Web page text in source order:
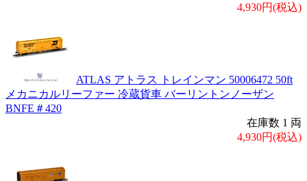
4,930円(税込)
ATLAS アトラス トレインマン 50006472 50ft
メカニカルリーファー 冷蔵貨車 バーリントンノーザン
BNFE＃420
在庫数 1 両
4,930円(税込)